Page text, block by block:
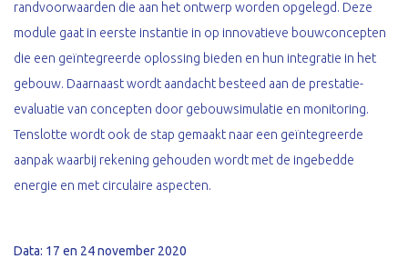
randvoorwaarden die aan het ontwerp worden opgelegd. Deze
module gaat in eerste instantie in op innovatieve bouwconcepten
die een geïntegreerde oplossing bieden en hun integratie in het
gebouw. Daarnaast wordt aandacht besteed aan de prestatie-
evaluatie van concepten door gebouwsimulatie en monitoring.
Tenslotte wordt ook de stap gemaakt naar een geïntegreerde
aanpak waarbij rekening gehouden wordt met de ingebedde
energie en met circulaire aspecten.
Data: 17 en 24 november 2020